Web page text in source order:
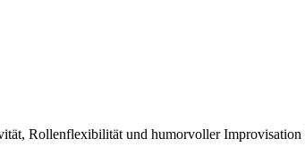
Rollenflexibilität und humorvoller Improvisation